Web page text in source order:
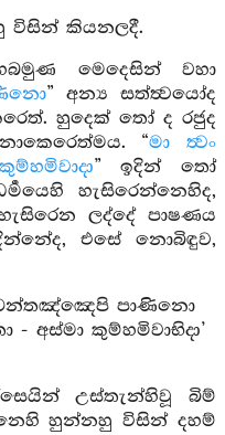
විසින් කියනලදී.
මෙදෙසින් වහා
” අන්‍ය සත්ත්‍වයෝද
හුදෙක් තෝ ද රජුද
“මා ත්‍වං
” ඉදින් තෝ
හැසිරෙන්නෙහිද,
ලද්දේ පාෂණය
එසේ නොබිඳුව,
පචන්තඤ්ඤෙපි පාණිනො
අස්මා කුම්හමිවාභිදා’
උස්තැන්හිවූ බිම්
හුන්නහු විසින් දහම්